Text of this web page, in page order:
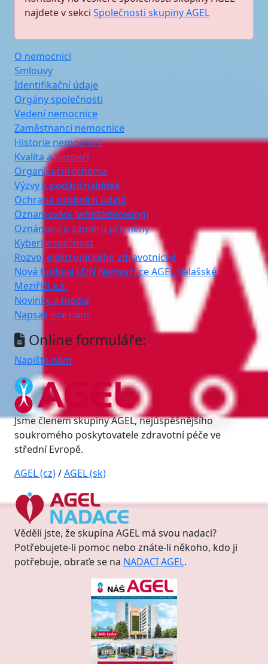
najdete v sekci Společnosti skupiny AGEL
O nemocnici
Smlouvy
Identifikační údaje
Orgány společnosti
Vedení nemocnice
Zaměstnanci nemocnice
Historie nemocnice
Kvalita a bezpečí
Organizační schéma
Výzvy k podání nabídek
Ochrana osobních údajů
Oznamování (whistleblowing)
Oznámení o záměru přeměny
Kyberbezpečnost
Rozvoj elektronického zdravotnictví
Nová budova LDN Nemocnice AGEL Valašské
Meziříčí a.s.
Novinky a média
Napsali jste nám
Online formuláře:
Napište nám
Jsme členem skupiny AGEL, nejúspěšnějšího
soukromého poskytovatele zdravotní péče ve
střední Evropě.
AGEL (cz)/AGEL (sk)
Věděli jste, že skupina AGEL má svou nadaci?
Potřebujete-li pomoc nebo znáte-li někoho, kdo ji
potřebuje, obraťe se na NADACI AGEL.